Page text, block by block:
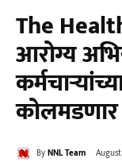
The
आरोग्य
कोलमडणार
ByNNL Team August